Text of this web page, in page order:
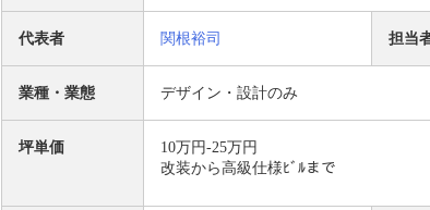
代表者 関根裕司 担当
業種・業態 デザイン・設計のみ
坪単価
10万円-25万円
改装から高級仕様ﾋﾞﾙまで